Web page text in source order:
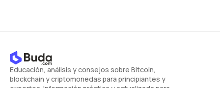
Educación, análisis y consejos sobre Bitcoin,
blockchain y criptomonedas para principiantes y